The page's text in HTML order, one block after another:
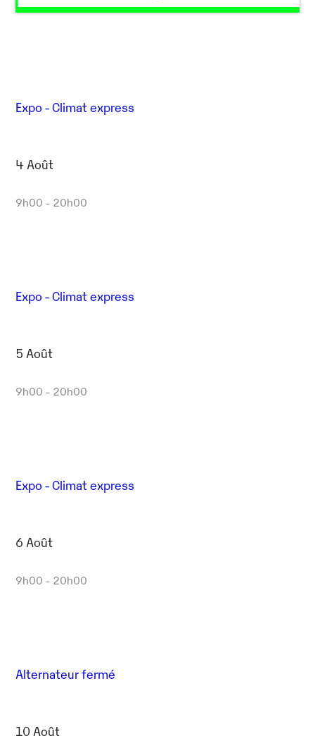
Expo - Climat express
4 Août
9h00 - 20h00
Expo - Climat express
5 Août
9h00 - 20h00
Expo - Climat express
6 Août
9h00 - 20h00
Alternateur fermé
10 Août